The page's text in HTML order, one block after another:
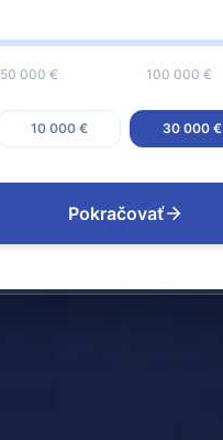
50 000 € 100 000 €
10 000 € 30 000 €
Pokračovať